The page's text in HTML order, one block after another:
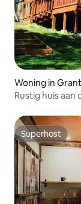
Woning in
Rustig huis aan
Superhost
Superhost